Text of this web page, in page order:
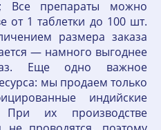
Все препараты можно
от 1 таблетки до 100 шт.
размера заказа
— намного выгоднее
Еще одно важное
мы продаем только
индийские
При их производстве